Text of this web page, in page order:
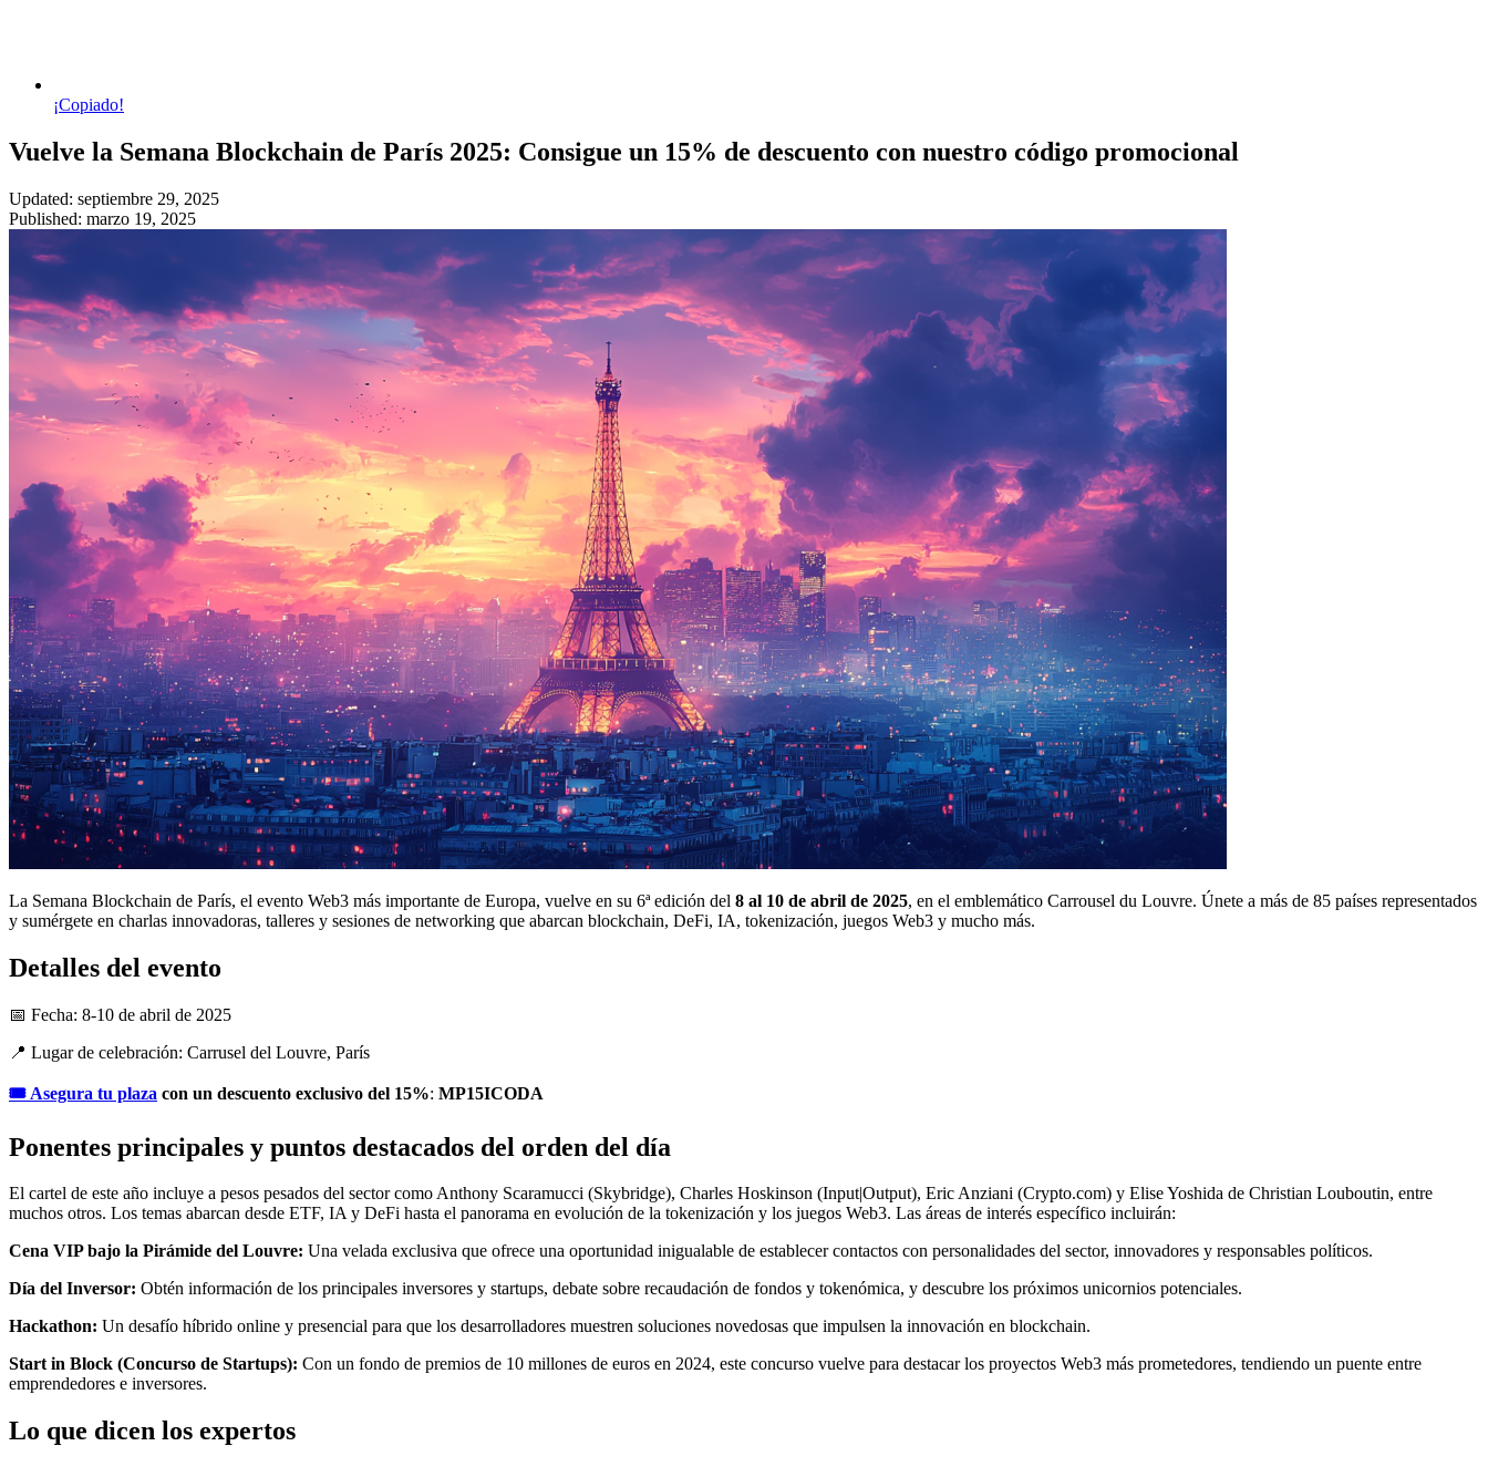
¡Copiado!
Vuelve la Semana Blockchain de París 2025: Consigue un 15% de descuento con nuestro código promocional
Updated: septiembre 29, 2025
Published: marzo 19, 2025
La Semana Blockchain de París, el evento Web3 más importante de Europa, vuelve en su 6ª edición del 8 al 10 de abril de 2025, en el emblemático Carrousel du Louvre. Únete a más de 85 países representados
y sumérgete en charlas innovadoras, talleres y sesiones de networking que abarcan blockchain, DeFi, IA, tokenización, juegos Web3 y mucho más.
Detalles del evento
📅 Fecha: 8-10 de abril de 2025
📍 Lugar de celebración: Carrusel del Louvre, París
🎟 Asegura tu plaza con un descuento exclusivo del 15%: MP15ICODA
Ponentes principales y puntos destacados del orden del día
El cartel de este año incluye a pesos pesados del sector como Anthony Scaramucci (Skybridge), Charles Hoskinson (Input|Output), Eric Anziani (Crypto.com) y Elise Yoshida de Christian Louboutin, entre
muchos otros. Los temas abarcan desde ETF, IA y DeFi hasta el panorama en evolución de la tokenización y los juegos Web3. Las áreas de interés específico incluirán:
Cena VIP bajo la Pirámide del Louvre: Una velada exclusiva que ofrece una oportunidad inigualable de establecer contactos con personalidades del sector, innovadores y responsables políticos.
Día del Inversor: Obtén información de los principales inversores y startups, debate sobre recaudación de fondos y tokenómica, y descubre los próximos unicornios potenciales.
Hackathon: Un desafío híbrido online y presencial para que los desarrolladores muestren soluciones novedosas que impulsen la innovación en blockchain.
Start in Block (Concurso de Startups): Con un fondo de premios de 10 millones de euros en 2024, este concurso vuelve para destacar los proyectos Web3 más prometedores, tendiendo un puente entre
emprendedores e inversores.
Lo que dicen los expertos